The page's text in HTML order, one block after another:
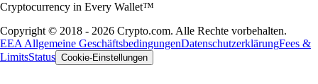
Cryptocurrency in Every Wallet™
Copyright © 2018 - 2026 Crypto.com. Alle Rechte vorbehalten.
EEA Allgemeine GeschäftsbedingungenDatenschutzerklärungFees &
LimitsStatus Cookie-Einstellungen